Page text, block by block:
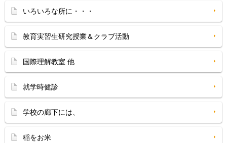
いろいろな所に・・・
教育実習生研究授業＆クラブ活動
国際理解教室 他
就学時健診
学校の廊下には、
稲をお米